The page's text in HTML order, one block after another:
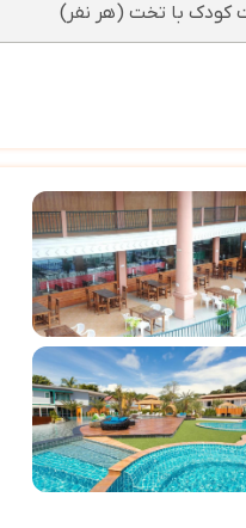
کودک با تخت (هر نفر)